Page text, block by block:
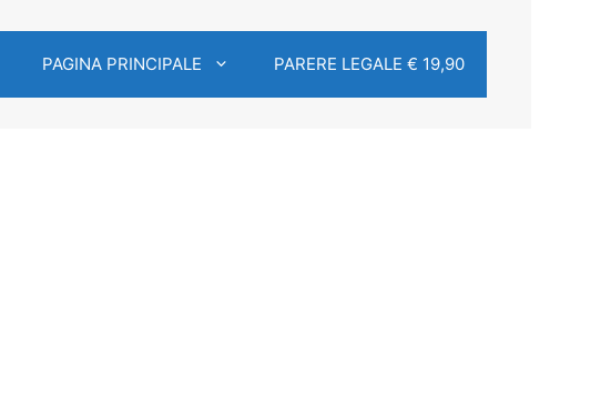
PAGINA PRINCIPALE PARERE LEGALE € 19,90